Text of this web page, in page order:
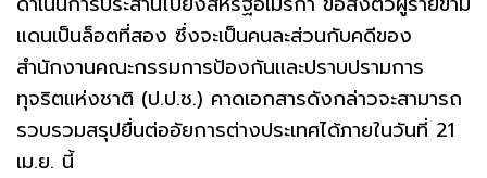
แดนเป็นล็อตที่สอง ซึ่งจะเป็นคนละส่วนกับคดีของ
สำนักงานคณะกรรมการป้องกันและปราบปรามการ
ทุจริตแห่งชาติ (ป.ป.ช.) คาดเอกสารดังกล่าวจะสามารถ
รวบรวมสรุปยื่นต่ออัยการต่างประเทศได้ภายในวันที่ 21
เม.ย. นี้